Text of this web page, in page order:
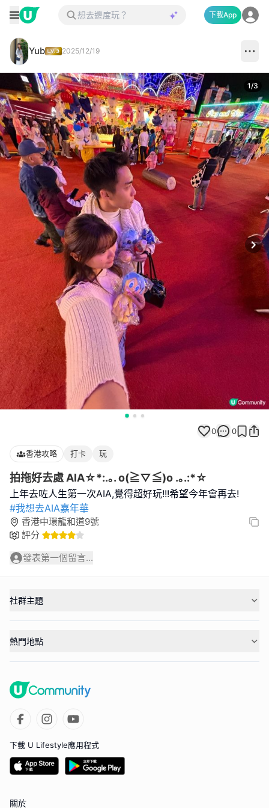
下載App
Yub 2025/12/19
1/3
0 0
香港攻略 打卡 玩
拍拖好去處 AIA☆*:.｡. o(≧▽≦)o .｡.:*☆
#我想去AIA嘉年華
香港中環龍和道9號
評分
發表第一個留言...
社群主題
熱門地點
下載 U Lifestyle應用程式
關於